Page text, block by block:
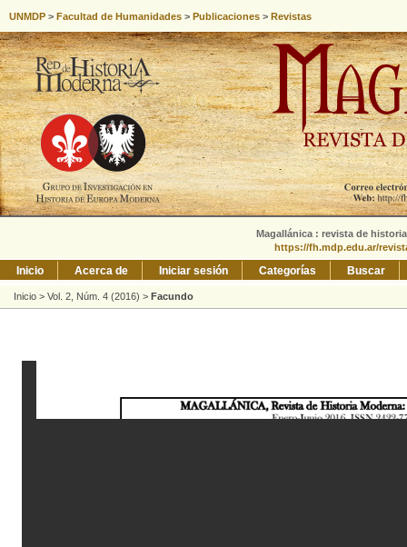
UNMDP > Facultad de Humanidades > Publicaciones > Revistas
Magallánica : revista de
https://fh.mdp.edu.ar/
Inicio Acerca de Iniciar sesión Categorías Buscar
Inicio > Vol. 2, Núm. 4 (2016) > Facundo